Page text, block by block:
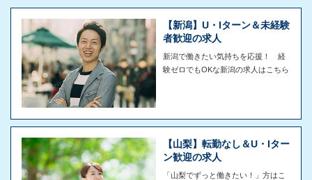
【新潟】U・Iターン＆未経験
者歓迎の求人
新潟で働きたい気持ちを応援！ 経
験ゼロでもOKな新潟の求人はこちら
【山梨】転勤なし＆U・Iター
ン歓迎の求人
「山梨でずっと働きたい！」方はこ